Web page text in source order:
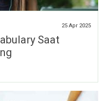
25 Apr 2025
Saat